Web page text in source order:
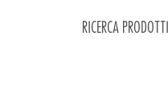
RICERCA PRODOTTI